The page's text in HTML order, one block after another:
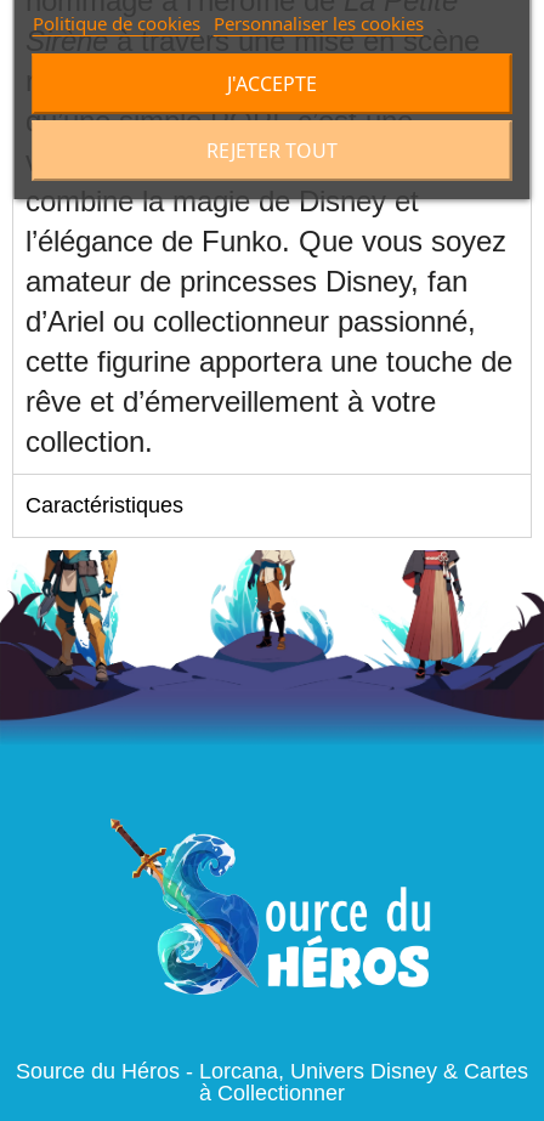
Sirèneà travers une mise en scène
raffinée sur un socle thématique. Plus
qu’une simple POP!, c’est une
véritable pièce de collection qui
combine la magie de Disney et
l’élégance de Funko. Que vous soyez
amateur de princesses Disney, fan
d’Ariel ou collectionneur passionné,
cette figurine apportera une touche de
rêve et d’émerveillement à votre
collection.
Caractéristiques
Politique de cookies Personnaliser les cookies
REJETER TOUT
J'ACCEPTE
Source du Héros - Lorcana, Univers Disney & Cartes
à Collectionner